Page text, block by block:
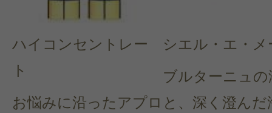
ハイコンセントレー
ト
お悩みに沿ったアプロ
シエル・エ・メ
ブルターニュの
と、深く澄んだ